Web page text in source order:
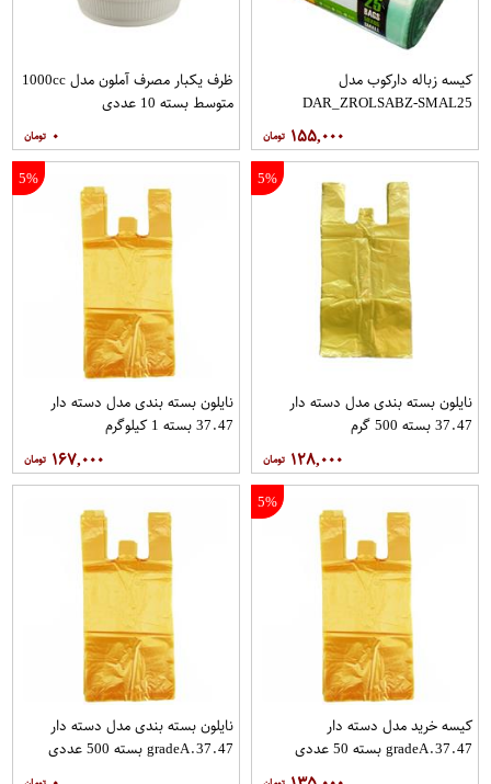
کیسه زباله دارکوب مدل
DAR_ZROLSABZ-SMAL25
۱۵۵,۰۰۰
ظرف یکبار مصرف آملون مدل 1000cc
متوسط بسته 10 عددی
۰
5%
نایلون بسته بندی مدل دسته دار
37.47 بسته 500 گرم
۱۲۸,۰۰۰
5%
نایلون بسته بندی مدل دسته دار
37.47 بسته 1 کیلوگرم
۱۶۷,۰۰۰
5%
کیسه خرید مدل دسته دار
gradeA.37.47 بسته 50 عددی
نایلون بسته بندی مدل دسته دار
gradeA.37.47 بسته 500 عددی